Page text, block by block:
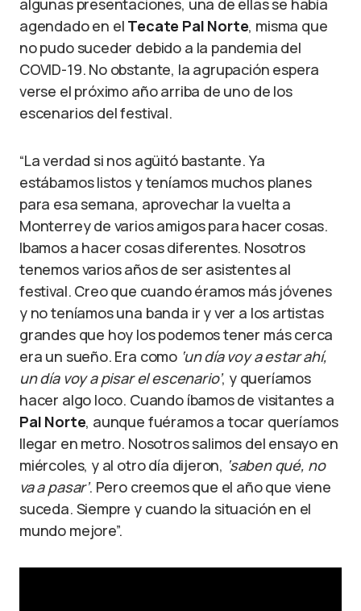
algunas presentaciones, una de ellas se había
agendado en el Tecate Pal Norte, misma que
no pudo suceder debido a la pandemia del
COVID-19. No obstante, la agrupación espera
verse el próximo año arriba de uno de los
escenarios del festival.
“La verdad si nos agüitó bastante. Ya
estábamos listos y teníamos muchos planes
para esa semana, aprovechar la vuelta a
Monterrey de varios amigos para hacer cosas.
Ibamos a hacer cosas diferentes. Nosotros
tenemos varios años de ser asistentes al
festival. Creo que cuando éramos más jóvenes
y no teníamos una banda ir y ver a los artistas
grandes que hoy los podemos tener más cerca
era un sueño. Era como ‘un día voy a estar ahí,
un día voy a pisar el escenario’, y queríamos
hacer algo loco. Cuando íbamos de visitantes a
Pal Norte, aunque fuéramos a tocar queríamos
llegar en metro. Nosotros salimos del ensayo en
miércoles, y al otro día dijeron, ‘saben qué, no
va a pasar’. Pero creemos que el año que viene
suceda. Siempre y cuando la situación en el
mundo mejore”.